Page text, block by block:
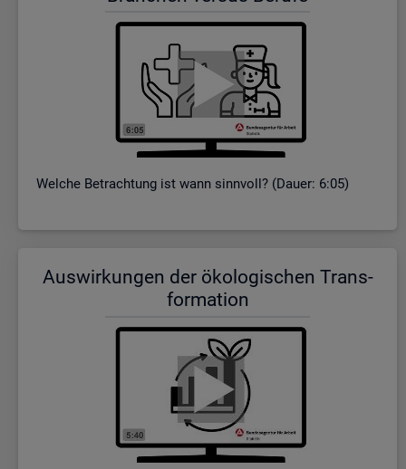
Wel­che Be­trach­tung ist wann sinn­voll? (Dauer: 6:05)
Aus­wir­kun­gen der öko­lo­gi­schen Trans­
for­ma­ti­on